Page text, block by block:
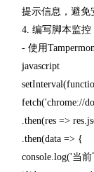
提示信息，避免
4. 编写脚本监控
- 使用
javascript
fetch('chrome://
.then(res =>
.then(data => {
console.log('当